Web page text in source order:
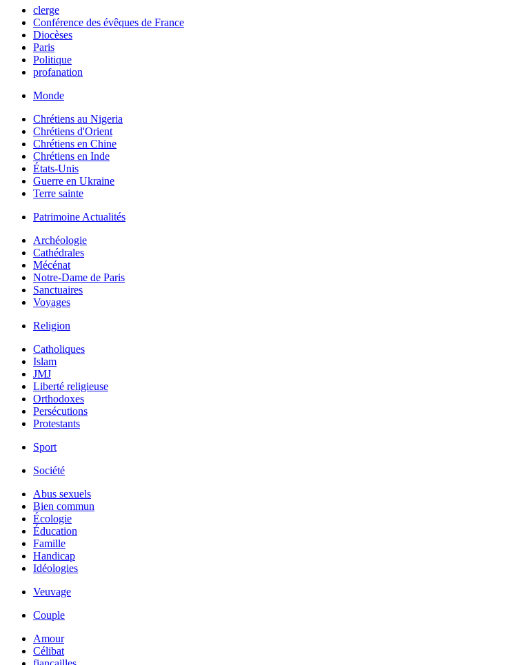
clerge
Conférence des évêques de France
Diocèses
Paris
Politique
profanation
Monde
Chrétiens au Nigeria
Chrétiens d'Orient
Chrétiens en Chine
Chrétiens en Inde
États-Unis
Guerre en Ukraine
Terre sainte
Patrimoine Actualités
Archéologie
Cathédrales
Mécénat
Notre-Dame de Paris
Sanctuaires
Voyages
Religion
Catholiques
Islam
JMJ
Liberté religieuse
Orthodoxes
Persécutions
Protestants
Sport
Société
Abus sexuels
Bien commun
Écologie
Éducation
Famille
Handicap
Idéologies
Veuvage
Couple
Amour
Célibat